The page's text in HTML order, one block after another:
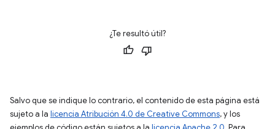
¿Te resultó útil?
Salvo que se indique lo contrario, el contenido de esta página está
sujeto a la licencia Atribución 4.0 de Creative Commons, y los